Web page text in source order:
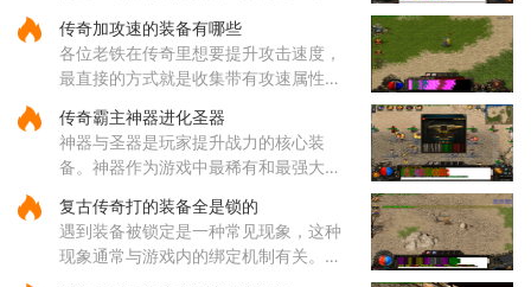
家会直接来到地牢一层东，这里是蜈蚣
洞地图的起始区域。地牢内部的路
传奇加攻速的装备有哪些
各位老铁在传奇里想要提升攻击速度，
最直接的方式就是收集带有攻速属性的
风套装里的戒指和项链，只需要一枚狂
风戒指就能给你增加一点攻击
传奇霸主神器进化圣器
神器与圣器是玩家提升战力的核心装
备。神器作为游戏中最稀有和最强大的
每种神器都具备独特的技能和被动效
果。玩家收集一定数量的神器后，
复古传奇打的装备全是锁的
遇到装备被锁定是一种常见现象，这种
现象通常与游戏内的绑定机制有关。部